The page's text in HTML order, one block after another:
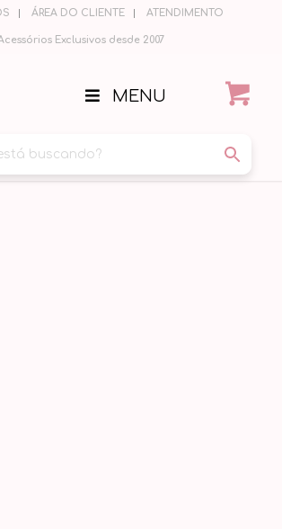
ÁREA DO CLIENTE ATENDIMENTO
Exclusivos desde 2007
MENU